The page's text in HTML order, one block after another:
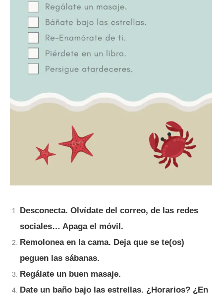
Desconecta. Olvídate del correo, de las redes
sociales… Apaga el móvil.
Remolonea en la cama. Deja que se te(os)
peguen las sábanas.
Regálate un buen masaje.
Date un baño bajo las estrellas. ¿Horarios? ¿En